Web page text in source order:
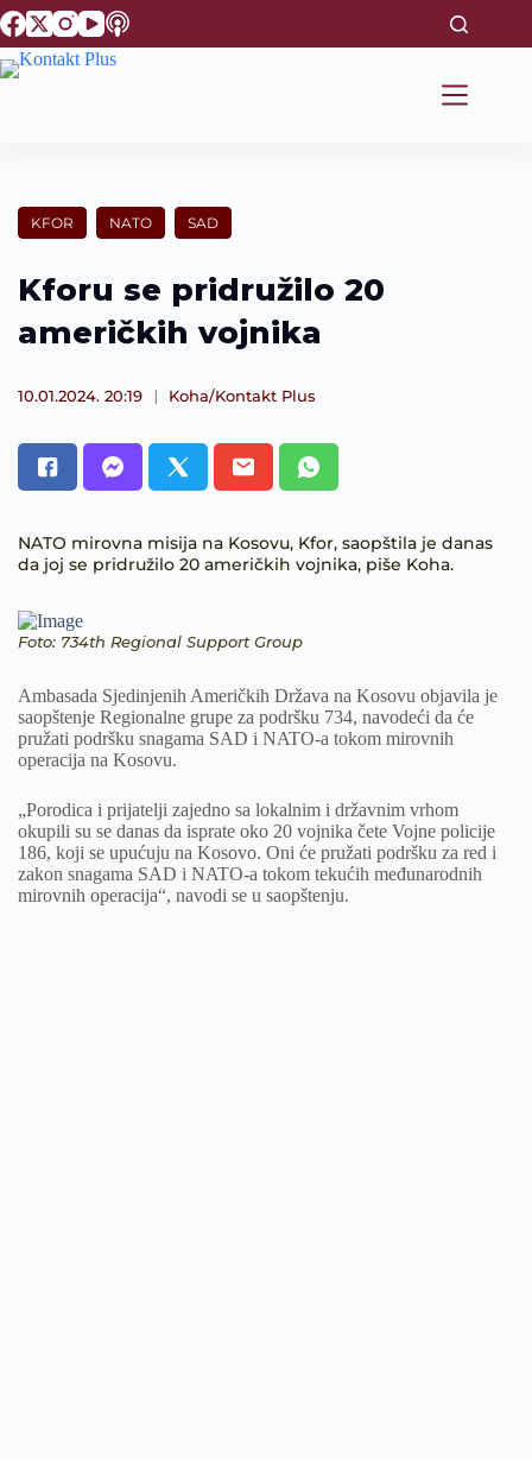
S
k
i
e
t
KFOR NATO SAD
Kforu se pridružilo 20
američkih vojnika
10.01.2024. 20:19 Koha/Kontakt Plus
NATO mirovna misija na Kosovu, Kfor, saopštila je danas
da joj se pridružilo 20 američkih vojnika, piše Koha.
Foto: 734th Regional Support Group
Ambasada Sjedinjenih Američkih Država na Kosovu objavila je
saopštenje Regionalne grupe za podršku 734, navodeći da će
pružati podršku snagama SAD i NATO-a tokom mirovnih
operacija na Kosovu.
„Porodica i prijatelji zajedno sa lokalnim i državnim vrhom
okupili su se danas da isprate oko 20 vojnika čete Vojne policije
186, koji se upućuju na Kosovo. Oni će pružati podršku za red i
zakon snagama SAD i NATO-a tokom tekućih međunarodnih
mirovnih operacija“, navodi se u saopštenju.